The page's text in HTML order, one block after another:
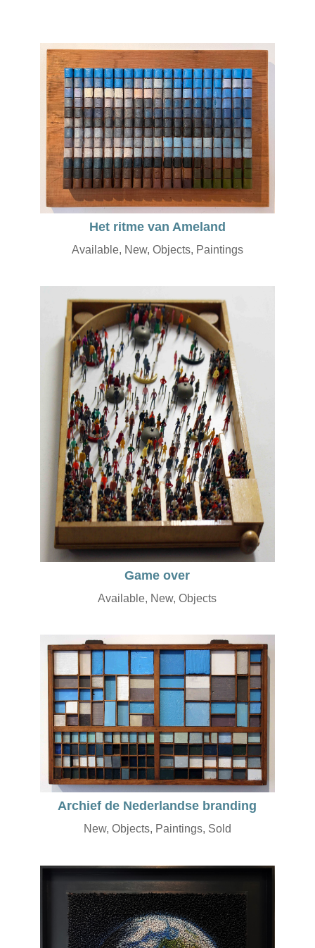
Het ritme van Ameland
Available, New, Objects, Paintings
Game over
Available, New,Objects
Archief de Nederlandse branding
New, Objects, Paintings, Sold